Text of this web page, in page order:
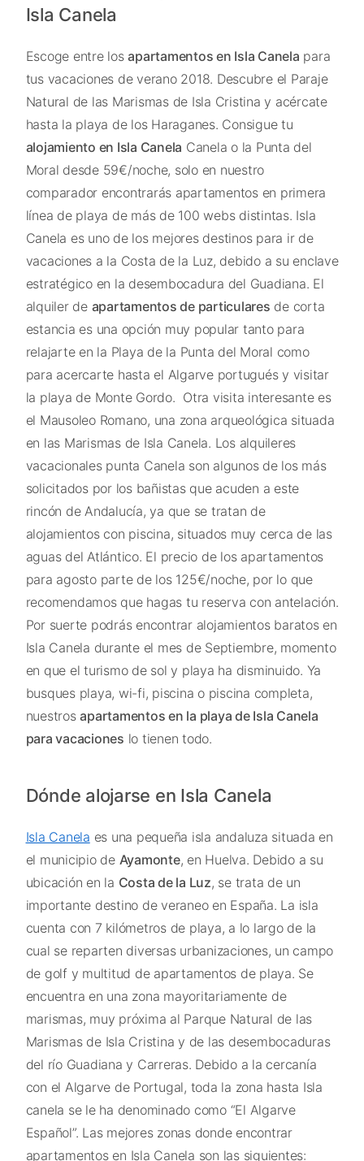
Isla Canela
Escoge entre losapartamentos en Isla Canela para
tus vacaciones de verano 2018. Descubre el Paraje
Natural de las Marismas de Isla Cristina y acércate
hasta la playa de los Haraganes. Consigue tu
alojamiento en Isla Canela Canela o la Punta del
Moral desde 59€/noche, solo en nuestro
comparador encontrarás apartamentos en primera
línea de playa de más de 100 webs distintas. Isla
Canela es uno de los mejores destinos para ir de
vacaciones a la Costa de la Luz, debido a su enclave
estratégico en la desembocadura del Guadiana. El
alquiler de apartamentos de particulares de corta
estancia es una opción muy popular tanto para
relajarte en la Playa de la Punta del Moral como
para acercarte hasta el Algarve portugués y visitar
la playa de Monte Gordo. Otra visita interesante es
el Mausoleo Romano, una zona arqueológica situada
en las Marismas de Isla Canela. Los alquileres
vacacionales punta Canela son algunos de los más
solicitados por los bañistas que acuden a este
rincón de Andalucía, ya que se tratan de
alojamientos con piscina, situados muy cerca de las
aguas del Atlántico. El precio de los apartamentos
para agosto parte de los 125€/noche, por lo que
recomendamos que hagas tu reserva con antelación.
Por suerte podrás encontrar alojamientos baratos en
Isla Canela durante el mes de Septiembre, momento
en que el turismo de sol y playa ha disminuido. Ya
busques playa, wi-fi, piscina o piscina completa,
nuestrosapartamentos en la playa de Isla Canela
para vacaciones lo tienen todo.
Dónde alojarse en Isla Canela
Isla Canela es una pequeña isla andaluza situada en
el municipio de Ayamonte, en Huelva. Debido a su
ubicación en la Costa de la Luz, se trata de un
importante destino de veraneo en España. La isla
cuenta con 7 kilómetros de playa, a lo largo de la
cual se reparten diversas urbanizaciones, un campo
de golf y multitud de apartamentos de playa. Se
encuentra en una zona mayoritariamente de
marismas, muy próxima al Parque Natural de las
Marismas de Isla Cristina y de las desembocaduras
del río Guadiana y Carreras. Debido a la cercanía
con el Algarve de Portugal, toda la zona hasta Isla
canela se le ha denominado como “El Algarve
Español”. Las mejores zonas donde encontrar
apartamentos en Isla Canela son las siguientes: